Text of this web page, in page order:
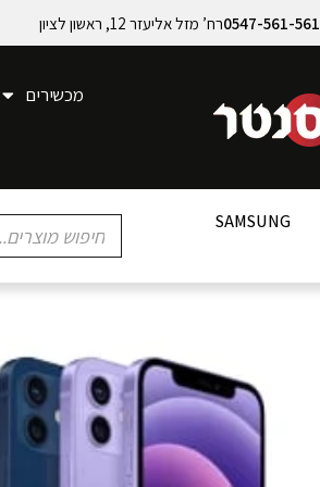
0547-561-561רח’ מזל אליעזר 12, ראשון לציון
מכשירים
SAMSUNG